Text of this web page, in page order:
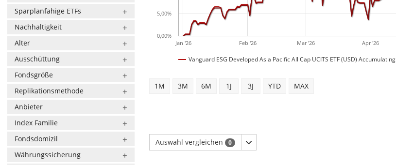
Sparplanfähige ETFs
Nachhaltigkeit
Alter
Ausschüttung
Fondsgröße
Replikationsmethode
Anbieter
Index Familie
Fondsdomizil
Währungssicherung
Vanguard ESG Developed Asia Pacific All Cap UCITS ETF (USD) Accumulating
Jan '26 Feb '26 Mar '26 Apr '26
0,00%
5,00%
1M 3M 6M 1J 3J YTD MAX
Auswahl vergleichen 0